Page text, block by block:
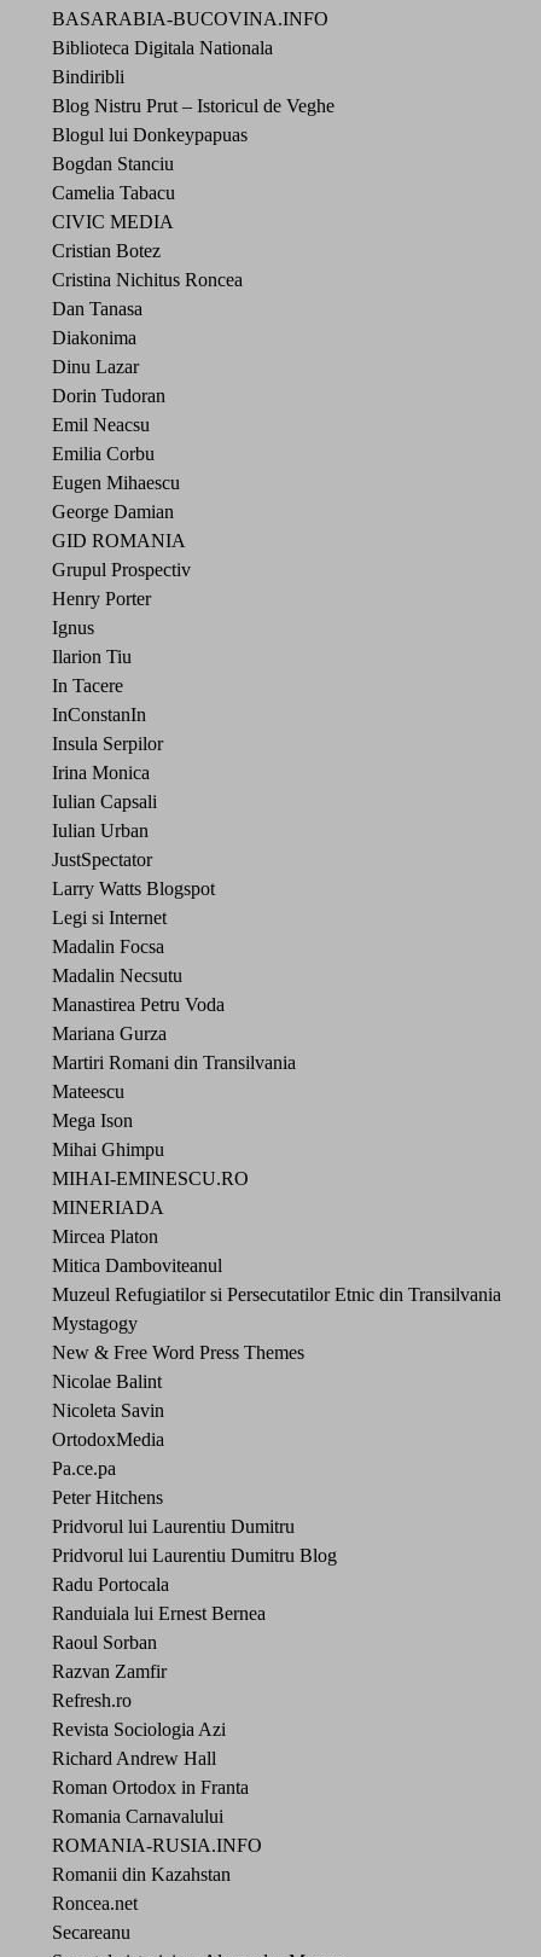
BASARABIA-BUCOVINA.INFO
Biblioteca Digitala Nationala
Bindiribli
Blog Nistru Prut – Istoricul de Veghe
Blogul lui Donkeypapuas
Bogdan Stanciu
Camelia Tabacu
CIVIC MEDIA
Cristian Botez
Cristina Nichitus Roncea
Dan Tanasa
Diakonima
Dinu Lazar
Dorin Tudoran
Emil Neacsu
Emilia Corbu
Eugen Mihaescu
George Damian
GID ROMANIA
Grupul Prospectiv
Henry Porter
Ignus
Ilarion Tiu
In Tacere
InConstanIn
Insula Serpilor
Irina Monica
Iulian Capsali
Iulian Urban
JustSpectator
Larry Watts Blogspot
Legi si Internet
Madalin Focsa
Madalin Necsutu
Manastirea Petru Voda
Mariana Gurza
Martiri Romani din Transilvania
Mateescu
Mega Ison
Mihai Ghimpu
MIHAI-EMINESCU.RO
MINERIADA
Mircea Platon
Mitica Damboviteanul
Muzeul Refugiatilor si Persecutatilor Etnic din Transilvania
Mystagogy
New & Free Word Press Themes
Nicolae Balint
Nicoleta Savin
OrtodoxMedia
Pa.ce.pa
Peter Hitchens
Pridvorul lui Laurentiu Dumitru
Pridvorul lui Laurentiu Dumitru Blog
Radu Portocala
Randuiala lui Ernest Bernea
Raoul Sorban
Razvan Zamfir
Refresh.ro
Revista Sociologia Azi
Richard Andrew Hall
Roman Ortodox in Franta
Romania Carnavalului
ROMANIA-RUSIA.INFO
Romanii din Kazahstan
Roncea.net
Secareanu